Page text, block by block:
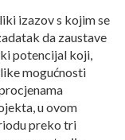
izazov s kojim se
da zaustave
potencijal koji,
mogućnosti
u ovom
preko tri